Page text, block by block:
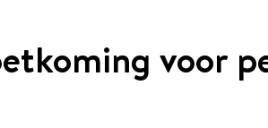
voor